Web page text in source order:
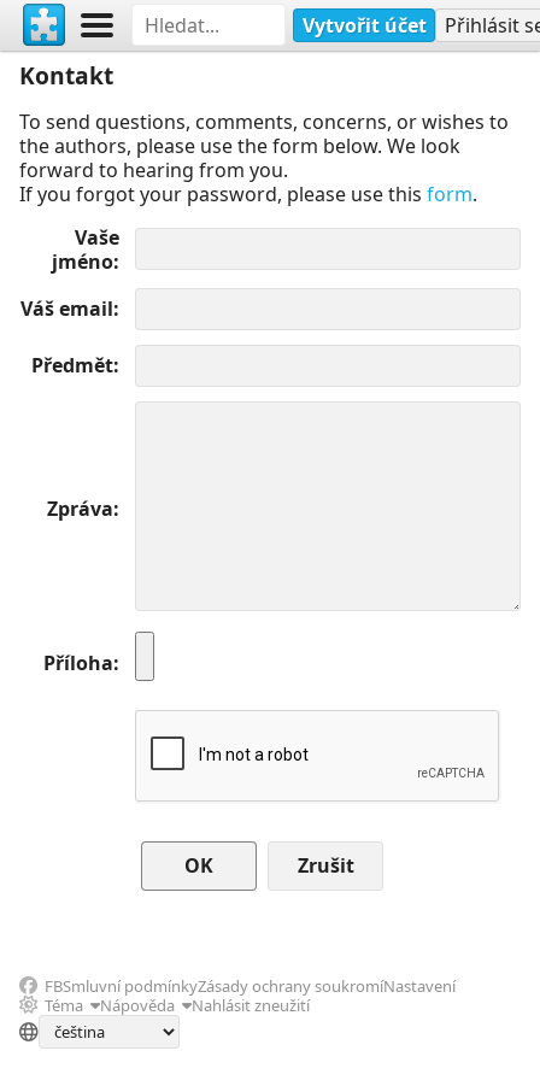
Vytvořit účet Přihlásit
Kontakt
To send questions, comments, concerns, or wishes to
the authors, please use the form below. We look
forward to hearing from you.
If you forgot your password, please use this form.
Vaše
jméno
Váš email
Předmět
Zpráva
Příloha
Zrušit
FBSmluvní podmínkyZásady ochrany soukromíNastavení
Téma
Nápověda Nahlásit zneužití